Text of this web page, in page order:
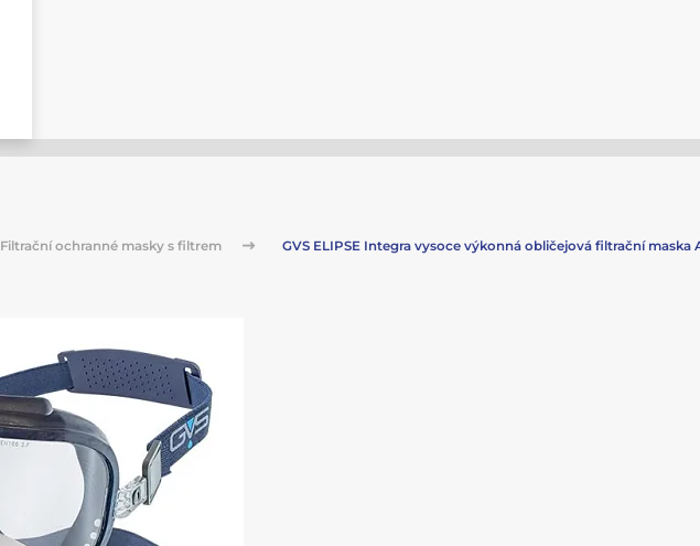
Filtrační ochranné masky s filtrem GVS ELIPSE Integra vysoce výkonná obličejová filtrační maska